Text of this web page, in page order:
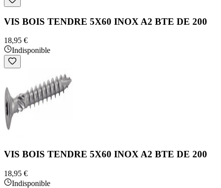
VIS BOIS TENDRE 5X60 INOX A2 BTE DE 200
18,95 €
Indisponible
VIS BOIS TENDRE 5X60 INOX A2 BTE DE 200
18,95 €
Indisponible